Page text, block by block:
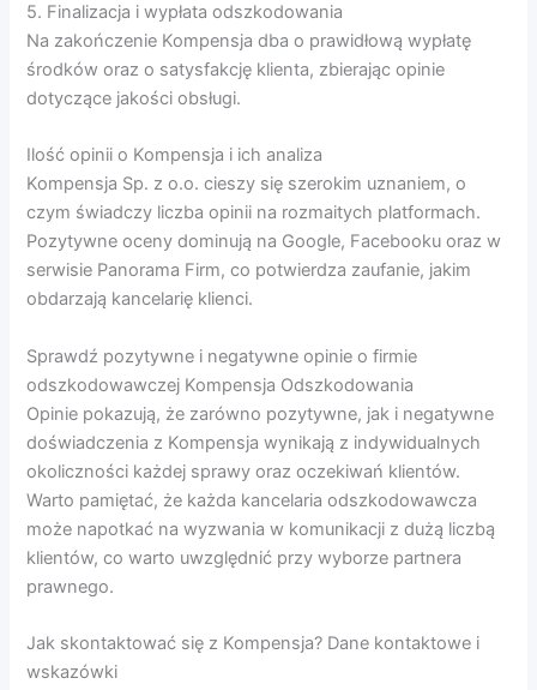
5. Finalizacja i wypłata odszkodowania
Na zakończenie Kompensja dba o prawidłową wypłatę
środków oraz o satysfakcję klienta, zbierając opinie
dotyczące jakości obsługi.
Ilość opinii o Kompensja i ich analiza
Kompensja Sp. z o.o. cieszy się szerokim uznaniem, o
czym świadczy liczba opinii na rozmaitych platformach.
Pozytywne oceny dominują na Google, Facebooku oraz w
serwisie Panorama Firm, co potwierdza zaufanie, jakim
obdarzają kancelarię klienci.
Sprawdź pozytywne i negatywne opinie o firmie
odszkodowawczej Kompensja Odszkodowania
Opinie pokazują, że zarówno pozytywne, jak i negatywne
doświadczenia z Kompensja wynikają z indywidualnych
okoliczności każdej sprawy oraz oczekiwań klientów.
Warto pamiętać, że każda kancelaria odszkodowawcza
może napotkać na wyzwania w komunikacji z dużą liczbą
klientów, co warto uwzględnić przy wyborze partnera
prawnego.
Jak skontaktować się z Kompensja? Dane kontaktowe i
wskazówki